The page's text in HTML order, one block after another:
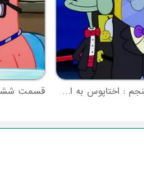
قسمت پنجم : اختاپوس به اضافه یک